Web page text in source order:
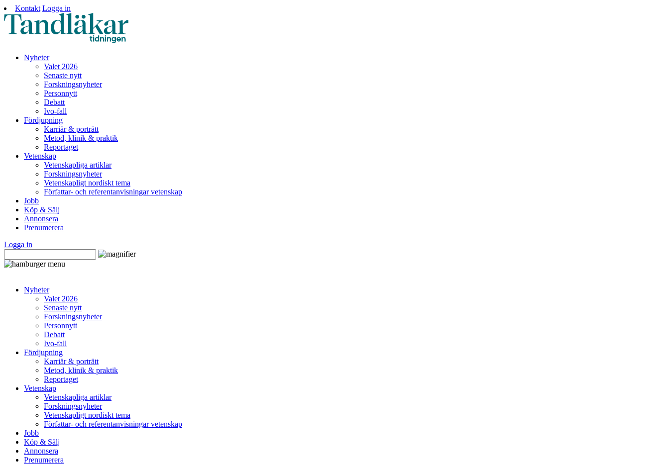
Kontakt Logga in
Nyheter
Valet 2026
Senaste nytt
Forskningsnyheter
Personnytt
Debatt
Ivo-fall
Fördjupning
Karriär & porträtt
Metod, klinik & praktik
Reportaget
Vetenskap
Vetenskapliga artiklar
Forskningsnyheter
Vetenskapligt nordiskt tema
Författar- och referentanvisningar vetenskap
Jobb
Köp & Sälj
Annonsera
Prenumerera
Logga in
Nyheter
Valet 2026
Senaste nytt
Forskningsnyheter
Personnytt
Debatt
Ivo-fall
Fördjupning
Karriär & porträtt
Metod, klinik & praktik
Reportaget
Vetenskap
Vetenskapliga artiklar
Forskningsnyheter
Vetenskapligt nordiskt tema
Författar- och referentanvisningar vetenskap
Jobb
Köp & Sälj
Annonsera
Prenumerera